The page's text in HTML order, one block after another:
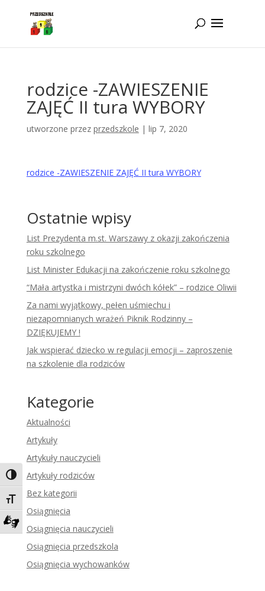
Toggle High Contrast
Toggle Font size
Zadzwoń do tłumacza języka migowego
rodzice -ZAWIESZENIE
ZAJĘĆ II tura WYBORY
utworzone przez przedszkole | lip 7, 2020
rodzice -ZAWIESZENIE ZAJĘĆ II tura WYBORY
Ostatnie wpisy
List Prezydenta m.st. Warszawy z okazji zakończenia
roku szkolnego
List Minister Edukacji na zakończenie roku szkolnego
“Mała artystka i mistrzyni dwóch kółek” – rodzice Oliwii
Za nami wyjątkowy, pełen uśmiechu i
niezapomnianych wrażeń Piknik Rodzinny –
DZIĘKUJEMY !
Jak wspierać dziecko w regulacji emocji – zaproszenie
na szkolenie dla rodziców
Kategorie
Aktualności
Artykuły
Artykuły nauczycieli
Artykuły rodziców
Bez kategorii
Osiągnięcia
Osiągnięcia nauczycieli
Osiągnięcia przedszkola
Osiągnięcia wychowanków